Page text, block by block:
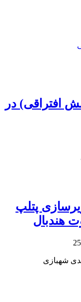
افتراقی) در
پتلپ
هندبال
شهبازی